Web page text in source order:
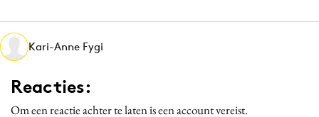
Interne communicatie
Martech
Merkstrategie
Kari-Anne Fygi
Reacties:
Om een reactie achter te laten is een account vereist.